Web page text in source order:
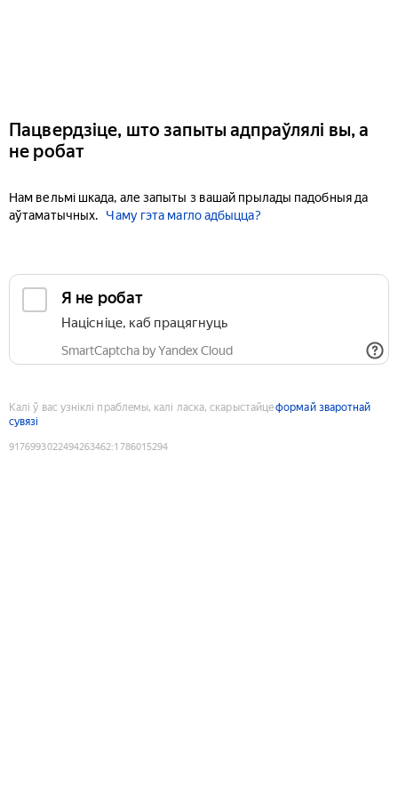
Пацвердзіце, што запыты адпраўлялі вы, а
не робат
Нам вельмі шкада, але запыты з вашай прылады падобныя да
аўтаматычных.
Чаму гэта магло адбыцца?
Я не робат
Націсніце, каб працягнуць
SmartCaptcha by Yandex Cloud
Калі ў вас узніклі праблемы, калі ласка, скарыстайцеформай зваротнай
сувязі
9176993022494263462:1786015294